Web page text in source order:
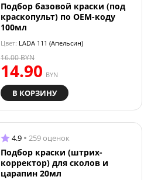
Подбор базовой краски (под
краскопульт) по OEM-коду
100мл
Цвет: LADA 111 (Апельсин)
14.90 BYN
16.00BYN
В КОРЗИНУ
4.9 259 оценок
Подбор краски (штрих-
корректор) для сколов и
царапин 20мл